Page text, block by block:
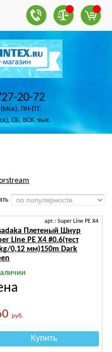
20-72
(Мск), ПН-ПТ.
СБ, ВСК.-вых.
арт.: Super Line PE X4
Плетеный Шнур
Line PE X4 #0.6(тест
0,12 мм)150m Dark
руб.
Купить